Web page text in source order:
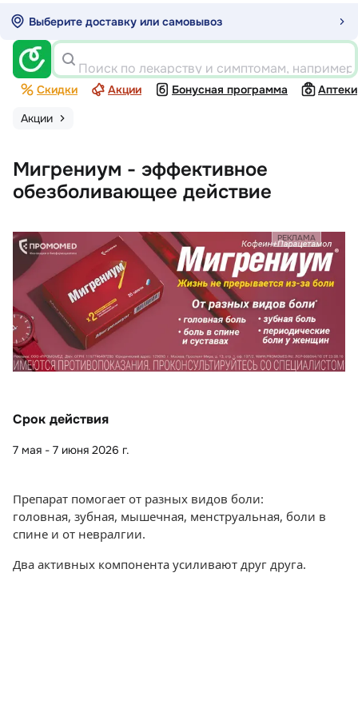
Выберите доставку или самовывоз
Поиск по лекарству и симптомам,
Скидки Акции Бонусная программа
Аптеки
Акции
Мигрениум - эффективное
обезболивающее действие
Срок действия
7 мая - 7 июня 2026 г.
Препарат помогает от разных видов боли:
головная, зубная, мышечная, менструальная, боли в
спине и от невралгии.
Два активных компонента усиливают друг друга.
РЕКЛАМА